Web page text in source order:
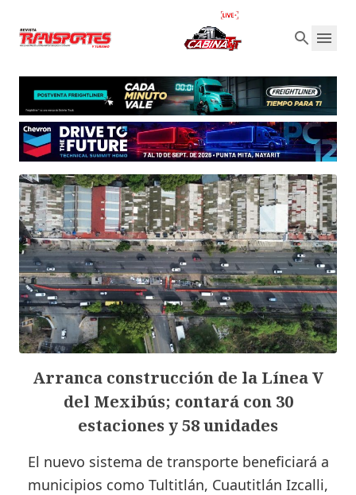
Arranca construcción de la Línea V
del Mexibús; contará con 30
estaciones y 58 unidades
El nuevo sistema de transporte beneficiará a
municipios como Tultitlán, Cuautitlán Izcalli,